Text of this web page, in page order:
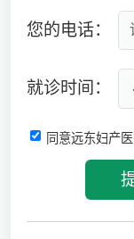
您的电话：
就诊时间：
同意远东妇产